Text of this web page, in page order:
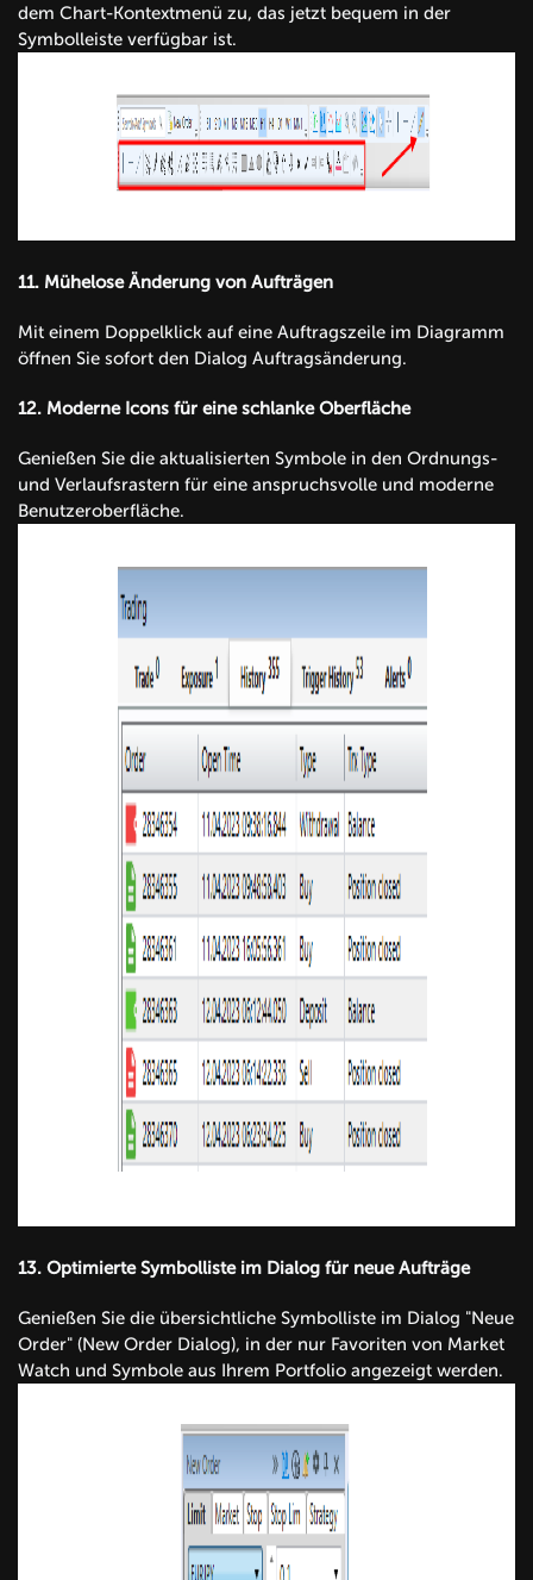
dem Chart-Kontextmenü zu, das jetzt bequem in der
Symbolleiste verfügbar ist.
11. Mühelose Änderung von Aufträgen
Mit einem Doppelklick auf eine Auftragszeile im Diagramm
öffnen Sie sofort den Dialog Auftragsänderung.
12. Moderne Icons für eine schlanke Oberfläche
Genießen Sie die aktualisierten Symbole in den Ordnungs-
und Verlaufsrastern für eine anspruchsvolle und moderne
Benutzeroberfläche.
13. Optimierte Symbolliste im Dialog für neue Aufträge
Genießen Sie die übersichtliche Symbolliste im Dialog "Neue
Order" (New Order Dialog), in der nur Favoriten von Market
Watch und Symbole aus Ihrem Portfolio angezeigt werden.